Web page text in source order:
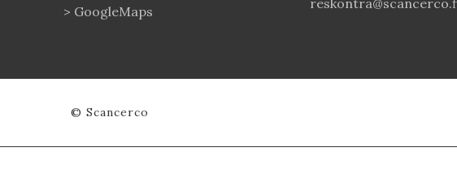
> GoogleMaps
© Scancerco